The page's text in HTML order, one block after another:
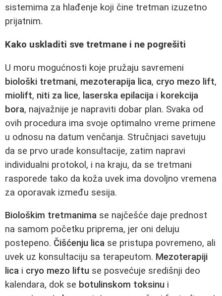
sistemima za hlađenje koji čine tretman izuzetno
prijatnim.
Kako uskladiti sve tretmane i ne pogrešiti
U moru mogućnosti koje pružaju savremeni
biološki tretmani, mezoterapija lica, cryo mezo lift,
miolift, niti za lice, laserska epilacija i korekcija
bora, najvažnije je napraviti dobar plan. Svaka od
ovih procedura ima svoje optimalno vreme primene
u odnosu na datum venčanja. Stručnjaci savetuju
da se prvo urade konsultacije, zatim napravi
individualni protokol, i na kraju, da se tretmani
rasporede tako da koža uvek ima dovoljno vremena
za oporavak između sesija.
Biološkim tretmanima se najčešće daje prednost
na samom početku priprema, jer oni deluju
postepeno. Čišćenju lica se pristupa povremeno, ali
uvek uz konsultaciju sa terapeutom. Mezoterapiji
lica i cryo mezo liftu se posvećuje središnji deo
kalendara, dok se botulinskom toksinu i